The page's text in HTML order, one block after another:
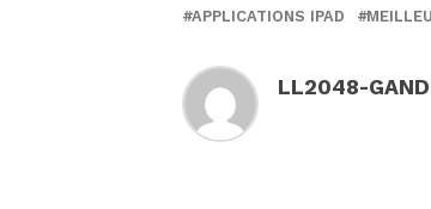
APPLICATIONS IPAD
LL2048-